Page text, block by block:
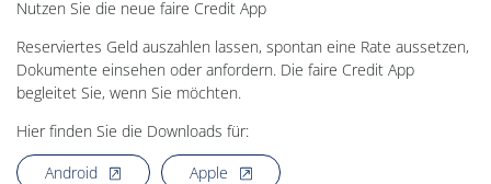
Nutzen Sie die neue faire Credit App
Reserviertes Geld auszahlen lassen, spontan eine Rate aussetzen,
Dokumente einsehen oder anfordern. Die faire Credit App
begleitet Sie, wenn Sie möchten.
Hier finden Sie die Downloads für:
Android, öffnet neues Fenster
Apple , öffnet neues Fenster